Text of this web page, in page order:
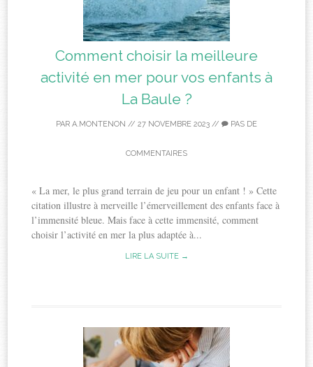
Comment choisir la meilleure
activité en mer pour vos enfants à
La Baule ?
PAR A.MONTENON // 27 NOVEMBRE 2023 // PAS DE
COMMENTAIRES
« La mer, le plus grand terrain de jeu pour un enfant ! » Cette
citation illustre à merveille l’émerveillement des enfants face à
l’immensité bleue. Mais face à cette immensité, comment
choisir l’activité en mer la plus adaptée à...
LIRE LA SUITE →